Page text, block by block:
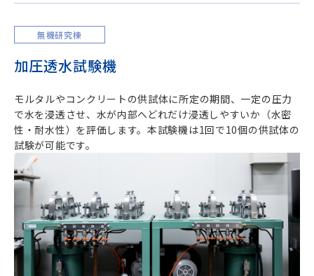
無機研究棟
加圧透水試験機
モルタルやコンクリートの供試体に所定の期間、一定の圧力
で水を浸透させ、水が内部へどれだけ浸透しやすいか（水密
性・耐水性）を評価します。本試験機は1回で10個の供試体の
試験が可能です。